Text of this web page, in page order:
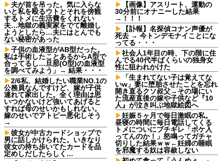
夫が首を吊った。気に入らな
いと私を殴るウトとそれを傍観
するトメに生活費をくれない
夫…地獄の義実家をでて離婚し
ようとしたら…夫にはとんでも
ない秘密があった
子供の血液型がAB型だった。
私は手術したことあるからA型で
合ってるし…旦那(O型)の血液型
を調べてみよう」→ 結果・・・
2/6私、結婚したい職業NO.1の
公務員なんですけど、嫁が子供
連れて家出した。全く理由は思
いつかないけど強いてあげると
すれば母のせいかもしれない。
嫁のせいでアトピー悪化しそう
→
彼女が中古カードショップで
男に話しかけられた。いきなり
彼女の持ち歩いてたカードを品
定めしだしたらしく…
【画像】アスリート、運動の
30分前にオナニーした結果
→！！！
【訃報】名探偵コナン声優が
死去 → 今トンデモナイことにな
ってる・・・
社会人1年目の時、下の階に住
んでる40代半ばくらいの独身女
性に狙われかけた
「生まれてない子は覚えてな
いw」妻に堕胎させたことを忘れ
開き直るクソ叔父→その場にい
た流産直後の嫁や子供など『10
人』が泣き叫ぶ地獄絵図へ
妊娠５ヶ月で毎日激眠の私。
昼寝の時間に毎日電話してくる
トメについにブチギレ「ボケ入
ってんのか！」怒鳴ってガチャ
切りした結果ｗｗ←妊婦の睡眠
を邪魔する奴は容赦しない